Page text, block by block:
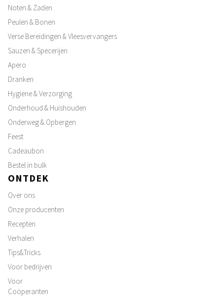
Noten & Zaden
Peulen & Bonen
Verse Bereidingen & Vleesvervangers
Sauzen & Specerijen
Apero
Dranken
Hygiëne & Verzorging
Onderhoud & Huishouden
Onderweg & Opbergen
Feest
Cadeaubon
Bestel in bulk
ONTDEK
Over ons
Onze producenten
Recepten
Verhalen
Tips&Tricks
Voor bedrijven
Voor
Coöperanten